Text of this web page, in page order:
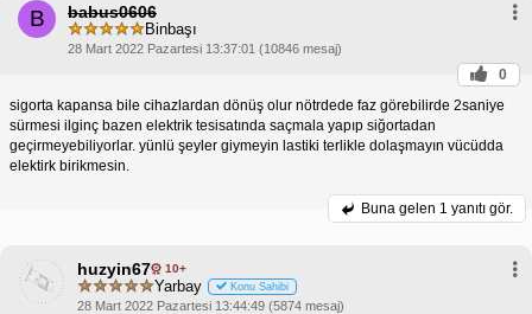
B babus0606
Binbaşı
28 Mart 2022 Pazartesi 13:37:01 (10846 mesaj)
0
sigorta kapansa bile cihazlardan dönüş olur nötrdede faz görebilirde 2saniye
sürmesi ilginç bazen elektrik tesisatında saçmala yapıp siğortadan
geçirmeyebiliyorlar. yünlü şeyler giymeyin lastiki terlikle dolaşmayın vücüdda
elektirk birikmesin.
Buna gelen 1 yanıtı gör.
huzyin67 10+
Yarbay Konu Sahibi
28 Mart 2022 Pazartesi 13:44:49 (5874 mesaj)